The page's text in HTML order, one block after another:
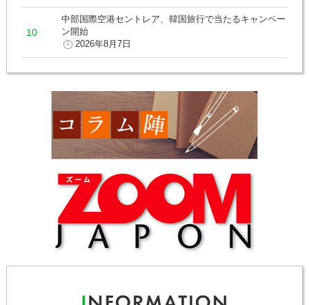
中部国際空港セントレア、韓国旅行で当たるキャンペー
ン開始
2026年8月7日